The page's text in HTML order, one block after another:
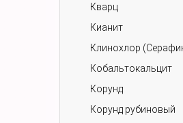
Кварц
Кианит
Клинохлор
Кобальтокальцит
Корунд
Корунд рубиновый